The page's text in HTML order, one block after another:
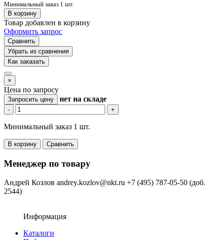
Минимальный заказ 1 шт.
В корзину
Товар добавлен в корзину
Оформить запрос
Сравнить
Убрать из сравнения
Как заказать
×
Цена по запросу
Запросить цену нет на складе
- +
Минимальный заказ 1 шт.
В корзину Сравнить
Менеджер по товару
Андрей Козлов andrey.kozlov@nkt.ru +7 (495) 787-05-50 (доб.
2544)
Информация
Каталоги